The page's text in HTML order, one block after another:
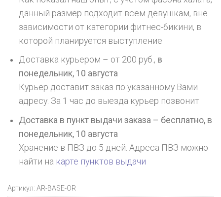
данный размер подходит всем девушкам, вне
зависимости от категории фитнес-бикини, в
которой планируется выступление
Доставка курьером – от 200 руб., в
понедельник, 10 августа
Курьер доставит заказ по указанному Вами
адресу. За 1 час до выезда курьер позвонит
Доставка в пункт выдачи заказа – бесплатно, в
понедельник, 10 августа
Хранение в ПВЗ до 5 дней. Адреса ПВЗ можно
найти на карте пунктов выдачи
Артикул: AR-BASE-OR